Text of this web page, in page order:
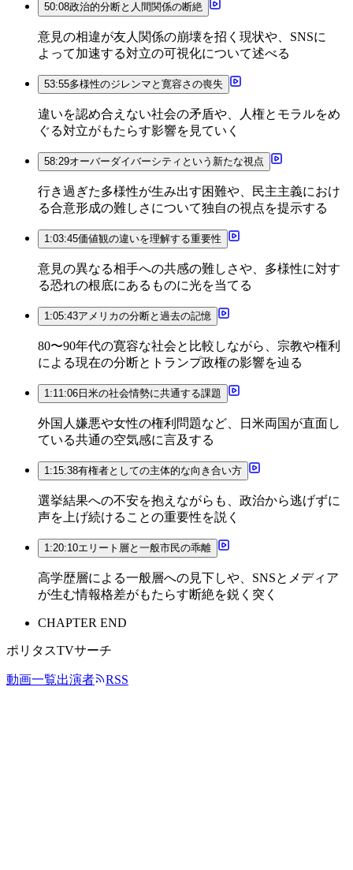
50:08政治的分断と人間関係の断絶
意見の相違が友人関係の崩壊を招く現状や、SNSに
よって加速する対立の可視化について述べる
53:55多様性のジレンマと寛容さの喪失
違いを認め合えない社会の矛盾や、人権とモラルをめ
ぐる対立がもたらす影響を見ていく
58:29オーバーダイバーシティという新たな視点
行き過ぎた多様性が生み出す困難や、民主主義におけ
る合意形成の難しさについて独自の視点を提示する
1:03:45価値観の違いを理解する重要性
意見の異なる相手への共感の難しさや、多様性に対す
る恐れの根底にあるものに光を当てる
1:05:43アメリカの分断と過去の記憶
80〜90年代の寛容な社会と比較しながら、宗教や権利
による現在の分断とトランプ政権の影響を辿る
1:11:06 日米の社会情勢に共通する課題
外国人嫌悪や女性の権利問題など、日米両国が直面し
ている共通の空気感に言及する
1:15:38有権者としての主体的な向き合い方
選挙結果への不安を抱えながらも、政治から逃げずに
声を上げ続けることの重要性を説く
1:20:10エリート層と一般市民の乖離
高学歴層による一般層への見下しや、SNSとメディア
が生む情報格差がもたらす断絶を鋭く突く
CHAPTER END
ポリタスTVサーチ
動画一覧出演者 RSS